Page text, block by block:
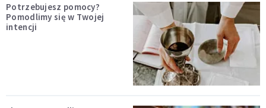
Potrzebujesz pomocy?
Pomodlimy się w Twojej
intencji